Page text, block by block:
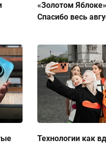
«Золотом
Спасибо весь
Технологии как